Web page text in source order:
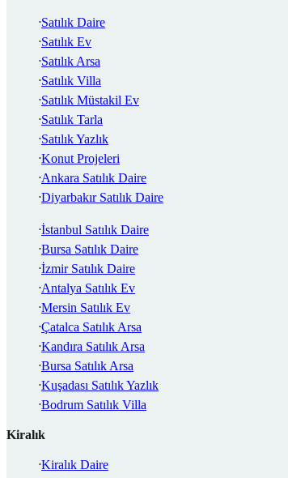
Satılık Daire
Satılık Ev
Satılık Arsa
Satılık Villa
Satılık Müstakil Ev
Satılık Tarla
Satılık Yazlık
Konut Projeleri
Ankara Satılık Daire
Diyarbakır Satılık Daire
İstanbul Satılık Daire
Bursa Satılık Daire
İzmir Satılık Daire
Antalya Satılık Ev
Mersin Satılık Ev
Çatalca Satılık Arsa
Kandıra Satılık Arsa
Bursa Satılık Arsa
Kuşadası Satılık Yazlık
Bodrum Satılık Villa
Kiralık
Kiralık Daire